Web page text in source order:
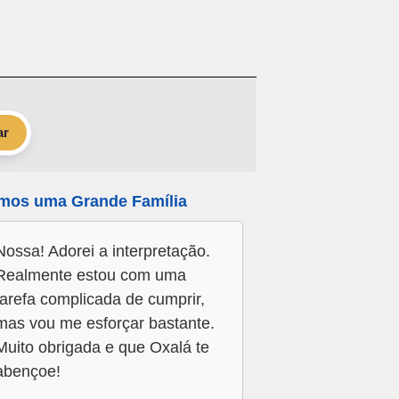
uma Grande Família
Adorei a interpretação.
estou com uma
complicada de cumprir,
vou me esforçar bastante.
obrigada e que Oxalá te